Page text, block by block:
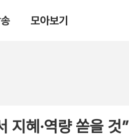
모아보기
지혜·역량 쏟을 것”